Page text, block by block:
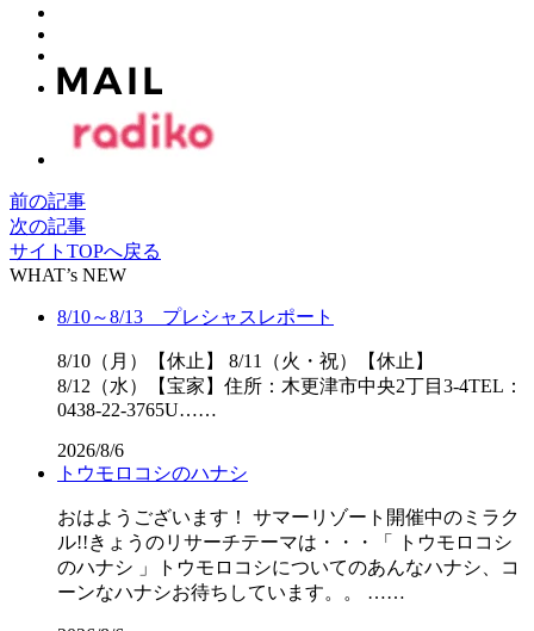
前の記事
次の記事
サイトTOPへ戻る
WHAT’s NEW
8/10～8/13 プレシャスレポート
8/10（月）【休止】 8/11（火・祝）【休止】
8/12（水）【宝家】住所：木更津市中央2丁目3-4TEL：
0438-22-3765U……
2026/8/6
トウモロコシのハナシ
おはようございます！ サマーリゾート開催中のミラク
ル!!きょうのリサーチテーマは・・・「 トウモロコシ
のハナシ 」トウモロコシについてのあんなハナシ、コ
ーンなハナシお待ちしています。。 ……